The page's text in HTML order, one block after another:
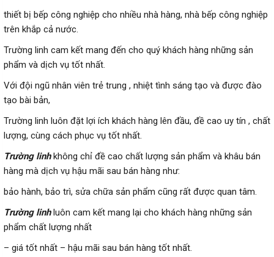
thiết bị bếp công nghiệp cho nhiều nhà hàng, nhà bếp công nghiệp
trên khắp cả nước.
Trường linh cam kết mang đến cho quý khách hàng những sản
phẩm và dịch vụ tốt nhất.
Với đội ngũ nhân viên trẻ trung , nhiệt tình sáng tạo và được đào
tạo bài bản,
Trường linh luôn đặt lợi ích khách hàng lên đầu, đề cao uy tín , chất
lượng, cùng cách phục vụ tốt nhất.
Trường linhkhông chỉ đề cao chất lượng sản phẩm và khâu bán
hàng mà dịch vụ hậu mãi sau bán hàng như:
bảo hành, bảo trì, sửa chữa sản phẩm cũng rất được quan tâm.
Trường linh luôn cam kết mang lại cho khách hàng những sản
phẩm chất lượng nhất
– giá tốt nhất – hậu mãi sau bán hàng tốt nhất.